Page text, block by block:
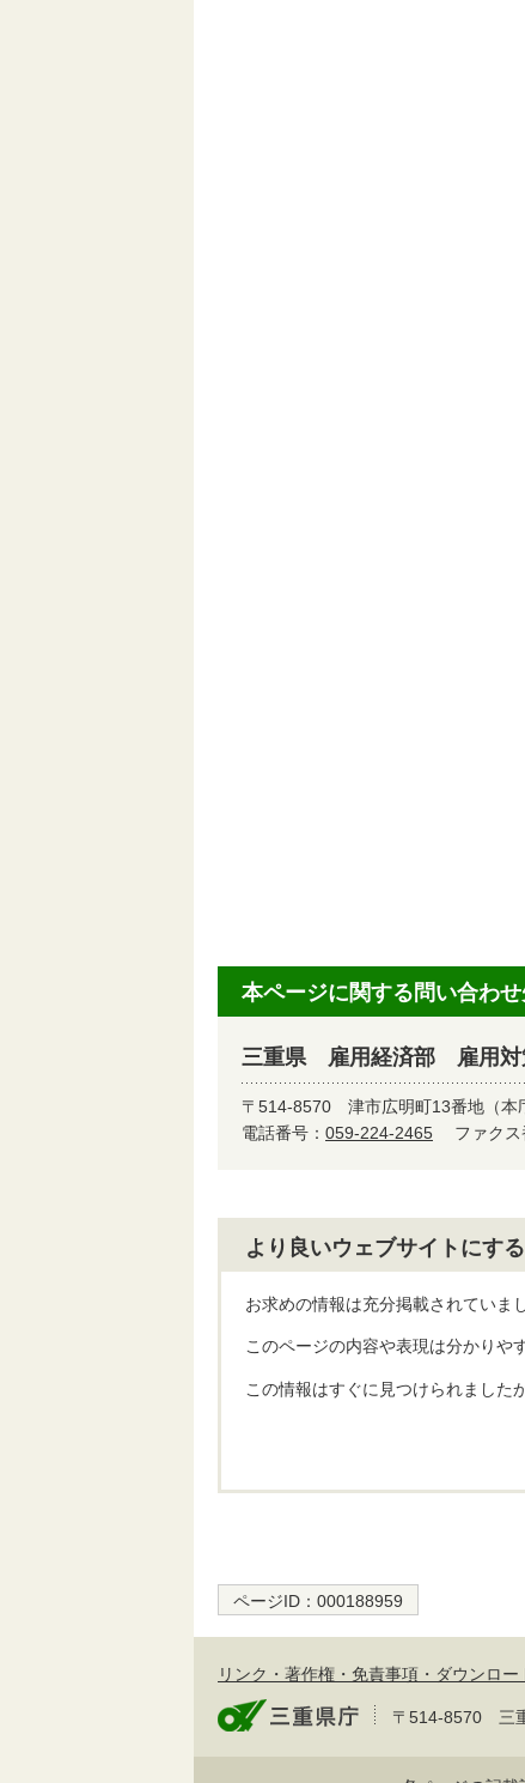
本ページに関する問い合わ
三重県 雇用経済部 雇用対
〒514-8570 津市広明町13番地（本
電話番号： 059-224-2465 ファク
より良いウェブサイトにす
お求めの情報は充分掲載されていま
このページの内容や表現は分かりや
この情報はすぐに見つけられました
ページID： 000188959
リンク・著作権・免責事項・ダウンロー
〒514-8570 三